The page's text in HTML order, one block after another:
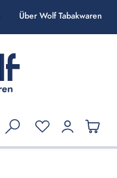
Über Wolf Tabakwaren